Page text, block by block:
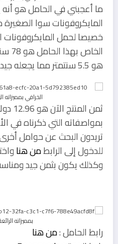
ما أعجبني في الحامل هو
المايكروفونات سوا
خصيصا لحمل المايكروفونات
هو 5.5 سنتمتر مما يجعله جيدا .
ثمن
بمواصفاته التي ذكرناه في
تريدون البحث عن حوامل
للدخول إلى الرابطمن هنا
وكذلك يكون بثمن جيد
رابط الحامل :من هنا